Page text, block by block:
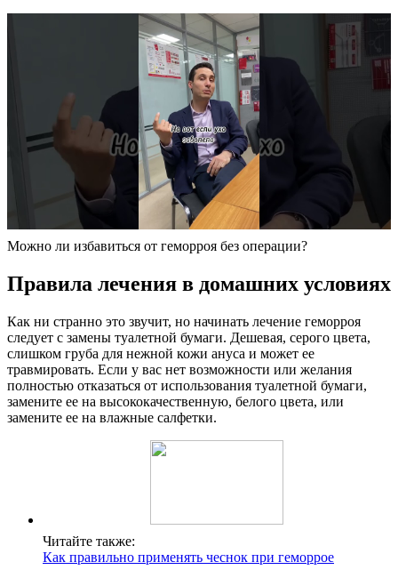
Можно ли избавиться от геморроя без операции?
Правила лечения в домашних условиях
Как ни странно это звучит, но начинать лечение геморроя
следует с замены туалетной бумаги. Дешевая, серого цвета,
слишком груба для нежной кожи ануса и может ее
травмировать. Если у вас нет возможности или желания
полностью отказаться от использования туалетной бумаги,
замените ее на высококачественную, белого цвета, или
замените ее на влажные салфетки.
Читайте также:
Как правильно применять чеснок при геморрое